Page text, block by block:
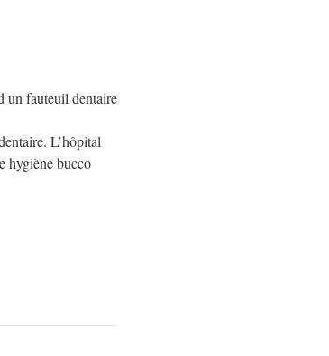
un fauteuil dentaire
L’hôpital
hygiène bucco